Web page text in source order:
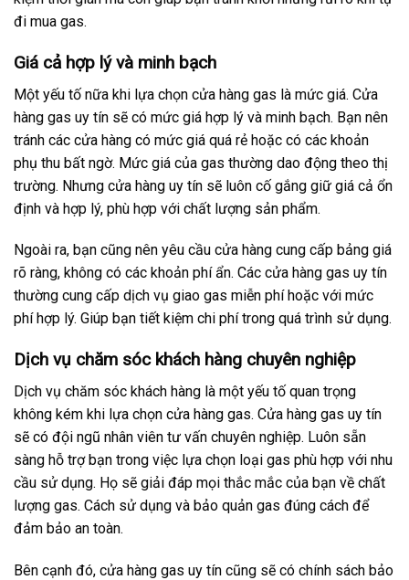
đi mua gas.
Giá cả hợp lý và minh bạch
Một yếu tố nữa khi lựa chọn cửa hàng gas là mức giá. Cửa
hàng gas uy tín sẽ có mức giá hợp lý và minh bạch. Bạn nên
tránh các cửa hàng có mức giá quá rẻ hoặc có các khoản
phụ thu bất ngờ. Mức giá của gas thường dao động theo thị
trường. Nhưng cửa hàng uy tín sẽ luôn cố gắng giữ giá cả ổn
định và hợp lý, phù hợp với chất lượng sản phẩm.
Ngoài ra, bạn cũng nên yêu cầu cửa hàng cung cấp bảng giá
rõ ràng, không có các khoản phí ẩn. Các cửa hàng gas uy tín
thường cung cấp dịch vụ giao gas miễn phí hoặc với mức
phí hợp lý. Giúp bạn tiết kiệm chi phí trong quá trình sử dụng.
Dịch vụ chăm sóc khách hàng chuyên nghiệp
Dịch vụ chăm sóc khách hàng là một yếu tố quan trọng
không kém khi lựa chọn cửa hàng gas. Cửa hàng gas uy tín
sẽ có đội ngũ nhân viên tư vấn chuyên nghiệp. Luôn sẵn
sàng hỗ trợ bạn trong việc lựa chọn loại gas phù hợp với nhu
cầu sử dụng. Họ sẽ giải đáp mọi thắc mắc của bạn về chất
lượng gas. Cách sử dụng và bảo quản gas đúng cách để
đảm bảo an toàn.
Bên cạnh đó, cửa hàng gas uy tín cũng sẽ có chính sách bảo